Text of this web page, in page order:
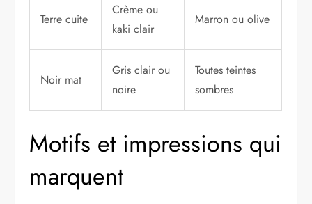
Terre cuite
Crème ou
kaki clair
Marron ou olive
Noir mat
Gris clair ou
noire
Toutes teintes
sombres
Motifs et impressions qui
marquent